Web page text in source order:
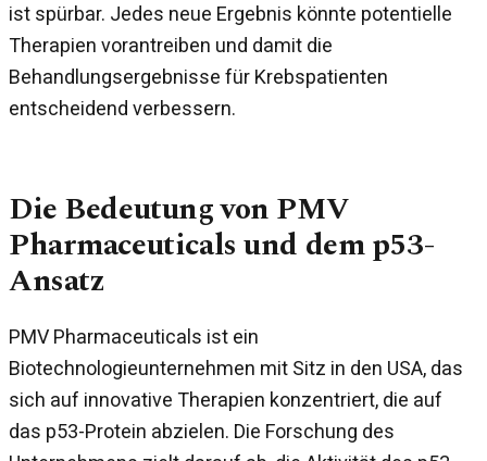
ist spürbar. Jedes neue Ergebnis könnte potentielle
Therapien vorantreiben und damit die
Behandlungsergebnisse für Krebspatienten
entscheidend verbessern.
Die Bedeutung von PMV
Pharmaceuticals und dem p53-
Ansatz
PMV Pharmaceuticals ist ein
Biotechnologieunternehmen mit Sitz in den USA, das
sich auf innovative Therapien konzentriert, die auf
das p53-Protein abzielen. Die Forschung des